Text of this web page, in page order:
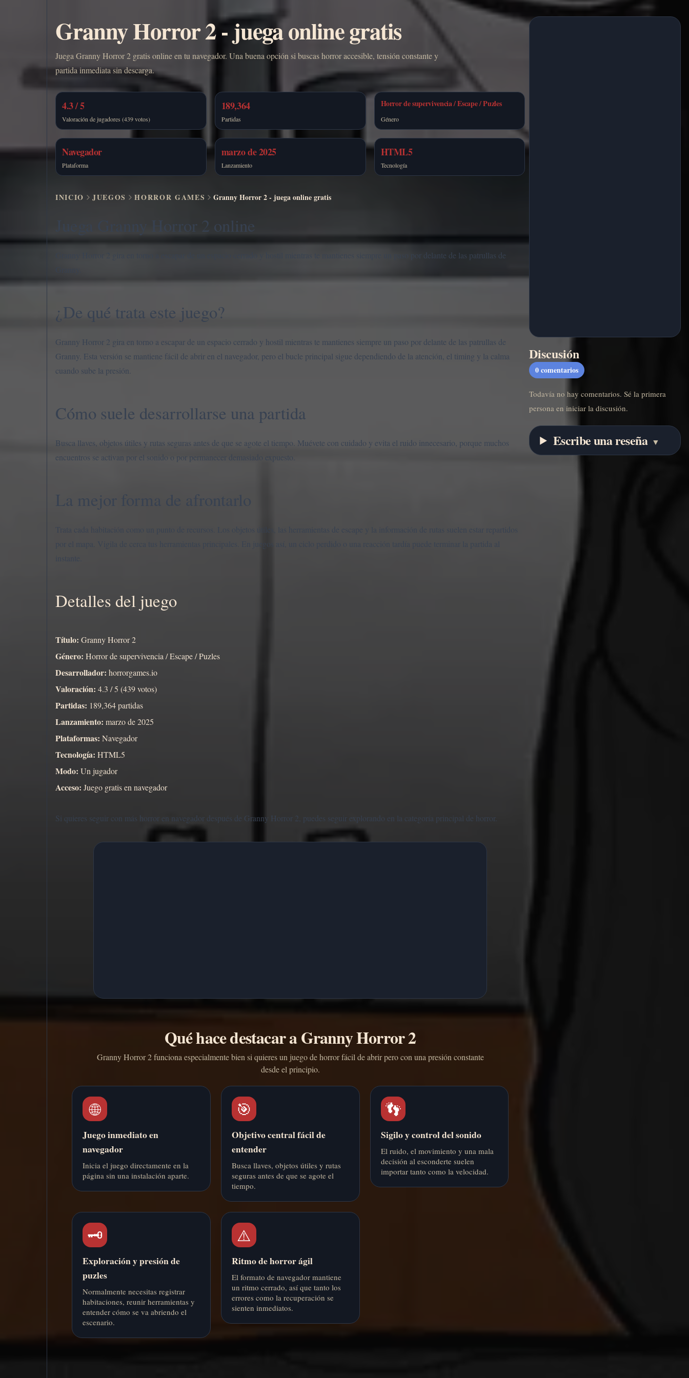
Granny Horror 2 - juega online gratis
Juega Granny Horror 2 gratis online en tu navegador. Una buena opción si buscas horror accesible, tensión constante y
partida inmediata sin descarga.
4.3 / 5
Valoración de jugadores (439 votos)
189,364
Partidas
Horror de supervivencia / Escape / Puzles
Género
Navegador
Plataforma
marzo de 2025
Lanzamiento
HTML5
Tecnología
INICIO JUEGOS HORROR GAMES Granny Horror 2 - juega online gratis
Juega Granny Horror 2 online
Granny Horror 2 gira en torno a escapar de un espacio cerrado y hostil mientras te mantienes siempre un paso por delante de las patrullas de
¿De qué trata este juego?
Granny Horror 2 gira en torno a escapar de un espacio cerrado y hostil mientras te mantienes siempre un paso por delante de las patrullas de
Granny. Esta versión se mantiene fácil de abrir en el navegador, pero el bucle principal sigue dependiendo de la atención, el timing y la calma
cuando sube la presión.
Cómo suele desarrollarse una partida
Busca llaves, objetos útiles y rutas seguras antes de que se agote el tiempo. Muévete con cuidado y evita el ruido innecesario, porque muchos
encuentros se activan por el sonido o por permanecer demasiado expuesto.
La mejor forma de afrontarlo
Trata cada habitación como un punto de recursos. Los objetos útiles, las herramientas de escape y la información de rutas suelen estar repartidos
por el mapa. Vigila de cerca tus herramientas principales. En juegos así, un ciclo perdido o una reacción tardía puede terminar la partida al
Detalles del juego
Título: Granny Horror 2
Género: Horror de supervivencia / Escape / Puzles
Desarrollador: horrorgames.io
Valoración: 4.3 / 5 (439 votos)
Partidas: 189,364 partidas
Lanzamiento: marzo de 2025
Plataformas: Navegador
Tecnología: HTML5
Modo: Un jugador
Acceso: Juego gratis en navegador
Si quieres seguir con más horror en navegador después de Granny Horror 2, puedes seguir explorando en la categoría principal de horror.
Qué hace destacar a Granny Horror 2
Granny Horror 2 funciona especialmente bien si quieres un juego de horror fácil de abrir pero con una presión constante
desde el principio.
🌐
Juego inmediato en
navegador
Inicia el juego directamente en la
página sin una instalación aparte.
🎯
Objetivo central fácil de
entender
Busca llaves, objetos útiles y rutas
seguras antes de que se agote el
tiempo.
👣
Sigilo y control del sonido
El ruido, el movimiento y una mala
decisión al esconderte suelen
importar tanto como la velocidad.
🗝️
Exploración y presión de
puzles
Normalmente necesitas registrar
habitaciones, reunir herramientas y
entender cómo se va abriendo el
escenario.
⚠️
Ritmo de horror ágil
El formato de navegador mantiene
un ritmo cerrado, así que tanto los
errores como la recuperación se
sienten inmediatos.
Discusión
0 comentarios
Todavía no hay comentarios. Sé la primera
persona en iniciar la discusión.
Escribe una reseña ▼